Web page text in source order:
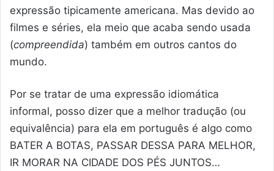
expressão tipicamente americana. Mas devido ao
filmes e séries, ela meio que acaba sendo usada
(compreendida) também em outros cantos do
mundo.
Por se tratar de uma expressão idiomática
informal, posso dizer que a melhor tradução (ou
equivalência) para ela em português é algo como
BATER A BOTAS, PASSAR DESSA PARA MELHOR,
IR MORAR NA CIDADE DOS PÉS JUNTOS…